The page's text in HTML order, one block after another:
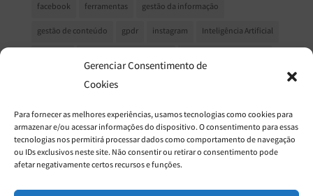
Gerenciar Consentimento de
Cookies
Para fornecer as melhores experiências, usamos tecnologias como cookies para
armazenar e/ou acessar informações do dispositivo. O consentimento para essas
tecnologias nos permitirá processar dados como comportamento de navegação
ou IDs exclusivos neste site. Não consentir ou retirar o consentimento pode
afetar negativamente certos recursos e funções.
facebook ferramentas gestão da informação
gestão de conteúdo gpdr instagram Inteligência Artificial
marketing de relacionamento
Newsletter Processo Criativo produção de conteúdo
redes sociais relacionamento com o cliente